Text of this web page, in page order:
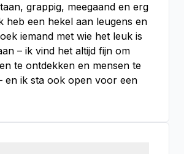
grappig, meegaand en erg
heb een hekel aan leugens en
iemand met wie het leuk is
– ik vind het altijd fijn om
te ontdekken en mensen te
en ik sta ook open voor een